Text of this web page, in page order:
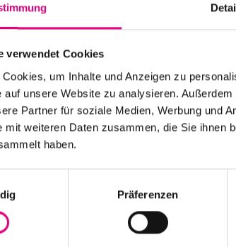
verwendet Cookies
um Inhalte und Anzeigen zu
auf unsere Website zu analysieren.
Partner für soziale Medien, Werbung und
mit weiteren Daten zusammen, die Sie ihnen
haben.
Präferenzen
about the festival.